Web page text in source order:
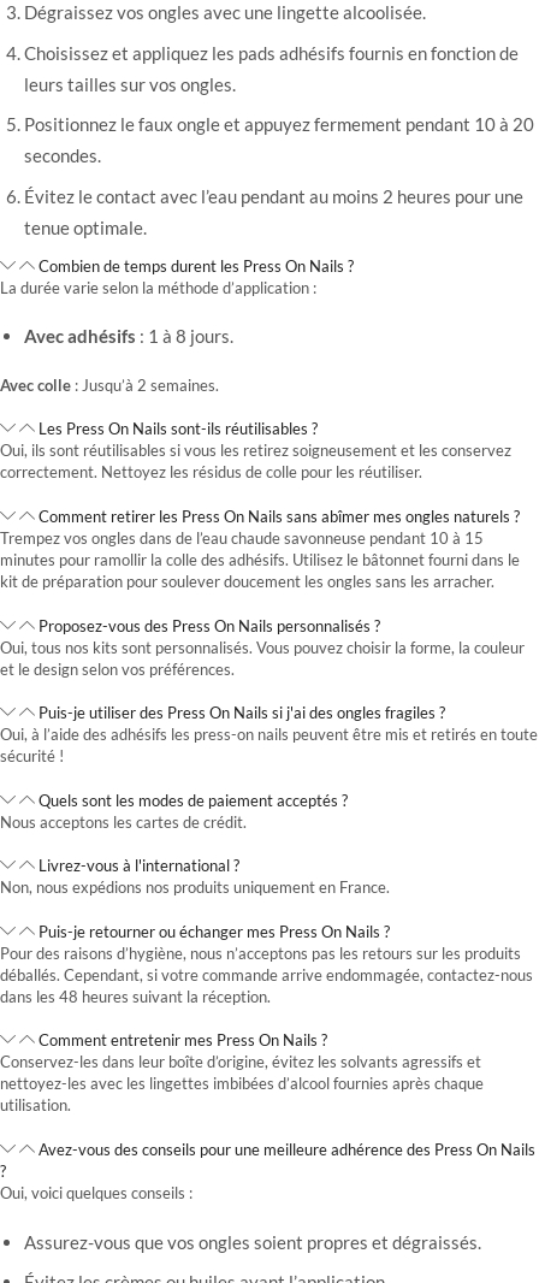
Dégraissez vos ongles avec une lingette alcoolisée.
Choisissez et appliquez les pads adhésifs fournis en fonction de
leurs tailles sur vos ongles.
Positionnez le faux ongle et appuyez fermement pendant 10 à 20
secondes.
Évitez le contact avec l’eau pendant au moins 2 heures pour une
tenue optimale.
Combien de temps durent les Press On Nails ?
La durée varie selon la méthode d’application :
Avec adhésifs : 1 à 8 jours.
Avec colle : Jusqu’à 2 semaines.
Les Press On Nails sont-ils réutilisables ?
Oui, ils sont réutilisables si vous les retirez soigneusement et les conservez
correctement. Nettoyez les résidus de colle pour les réutiliser.
Comment retirer les Press On Nails sans abîmer mes ongles naturels ?
Trempez vos ongles dans de l’eau chaude savonneuse pendant 10 à 15
minutes pour ramollir la colle des adhésifs. Utilisez le bâtonnet fourni dans le
kit de préparation pour soulever doucement les ongles sans les arracher.
Proposez-vous des Press On Nails personnalisés ?
Oui, tous nos kits sont personnalisés. Vous pouvez choisir la forme, la couleur
et le design selon vos préférences.
Puis-je utiliser des Press On Nails si j'ai des ongles fragiles ?
Oui, à l’aide des adhésifs les press-on nails peuvent être mis et retirés en toute
sécurité !
Quels sont les modes de paiement acceptés ?
Nous acceptons les cartes de crédit.
Livrez-vous à l'international ?
Non, nous expédions nos produits uniquement en France.
Puis-je retourner ou échanger mes Press On Nails ?
Pour des raisons d’hygiène, nous n’acceptons pas les retours sur les produits
déballés. Cependant, si votre commande arrive endommagée, contactez-nous
dans les 48 heures suivant la réception.
Comment entretenir mes Press On Nails ?
Conservez-les dans leur boîte d’origine, évitez les solvants agressifs et
nettoyez-les avec les lingettes imbibées d’alcool fournies après chaque
utilisation.
Avez-vous des conseils pour une meilleure adhérence des Press On Nails
?
Oui, voici quelques conseils :
Assurez-vous que vos ongles soient propres et dégraissés.